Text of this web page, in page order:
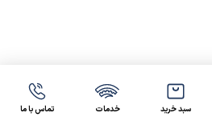
سبد خرید خدمات تماس با ما